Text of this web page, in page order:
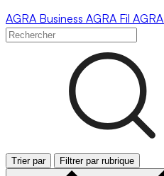
AGRA Business AGRA Fil AGRA
Trier par Filtrer par rubrique